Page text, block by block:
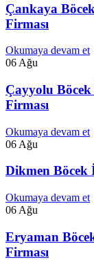
Çankaya
Firması
Okumaya devam et
06 Ağu
Çayyolu
Firması
Okumaya devam et
06 Ağu
Dikmen Böcek
Okumaya devam et
06 Ağu
Eryaman
Firması